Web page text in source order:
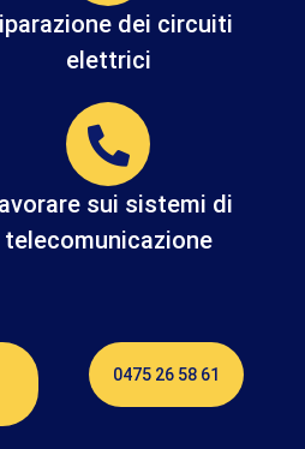
dei circuiti
elettrici
sui sistemi di
telecomunicazione
0475 26 58 61